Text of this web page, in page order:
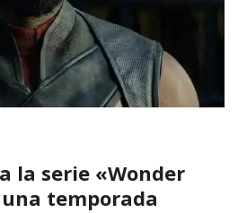
la serie «Wonder
temporada